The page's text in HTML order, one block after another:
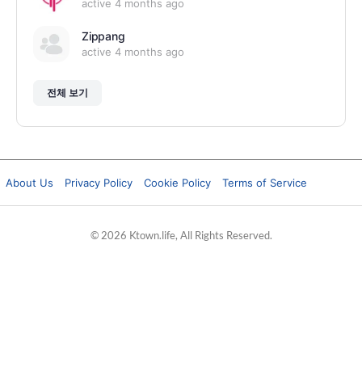
active 4 months ago
Zippang
active 4 months ago
전체 보기
About Us Privacy Policy Cookie Policy Terms of Service
© 2026 Ktown.life, All Rights Reserved.